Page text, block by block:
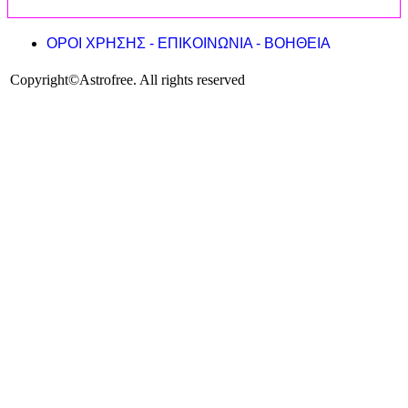
ΟΡΟΙ ΧΡΗΣΗΣ - ΕΠΙΚΟΙΝΩΝΙΑ - ΒΟΗΘΕΙΑ
Copyright©Astrofree. All rights reserved